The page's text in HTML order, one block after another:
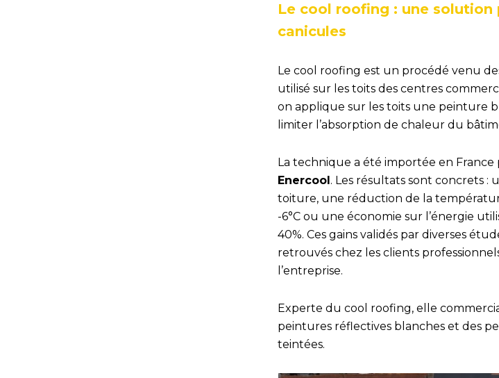
Le cool roofing : une solution
canicules
Le cool roofing est un procédé venu
utilisé sur les toits des centres
on applique sur les toits une peinture
limiter l’absorption de chaleur du
La technique a été importée en France
Enercool. Les résultats sont concrets :
toiture, une réduction de la
-6°C ou une économie sur l’énergie
40%. Ces gains validés par diverses
retrouvés chez les clients
l’entreprise.
Experte du cool roofing, elle
peintures réflectives blanches et des
teintées.